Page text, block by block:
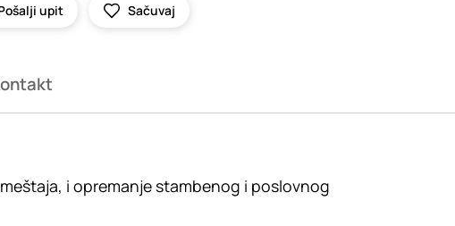
upit Sačuvaj
i opremanje stambenog i poslovnog